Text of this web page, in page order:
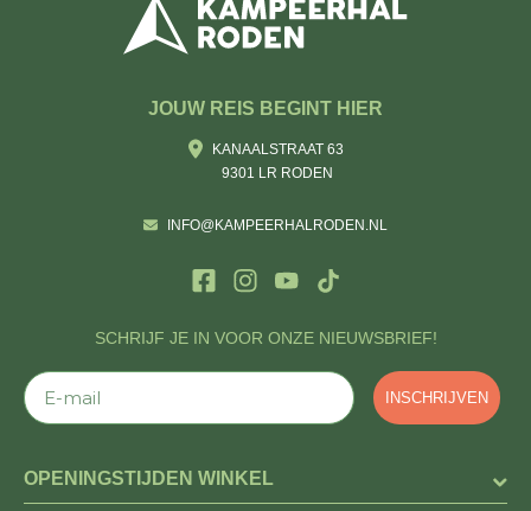
SCHRIJF JE IN VOOR ONZE NIEUWSBRIEF!
E-mail
INSCHRIJVEN
JOUW REIS BEGINT HIER
KANAALSTRAAT 63
9301 LR RODEN
INFO@KAMPEERHALRODEN.NL
OPENINGSTIJDEN WINKEL